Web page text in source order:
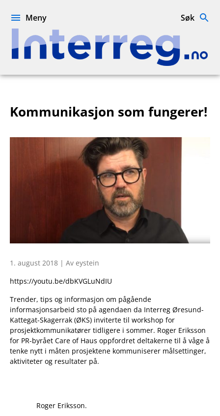
Interreg.no
Meny Søk
Kommunikasjon som fungerer!
1. august 2018 | Av eystein
https://youtu.be/dbKVGLuNdIU
Trender, tips og informasjon om pågående
informasjonsarbeid sto på agendaen da Interreg Øresund-
Kattegat-Skagerrak (ØKS) inviterte til workshop for
prosjektkommunikatører tidligere i sommer. Roger Eriksson
for PR-byrået Care of Haus oppfordret deltakerne til å våge å
tenke nytt i måten prosjektene kommuniserer målsettinger,
aktiviteter og resultater på.
Roger Eriksson.